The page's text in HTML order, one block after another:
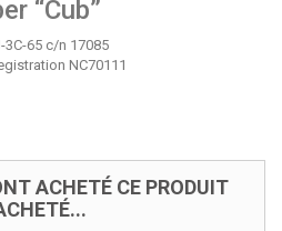
“Cub”
3C-65 c/n 17085
NC70111
ACHETÉ CE PRODUIT